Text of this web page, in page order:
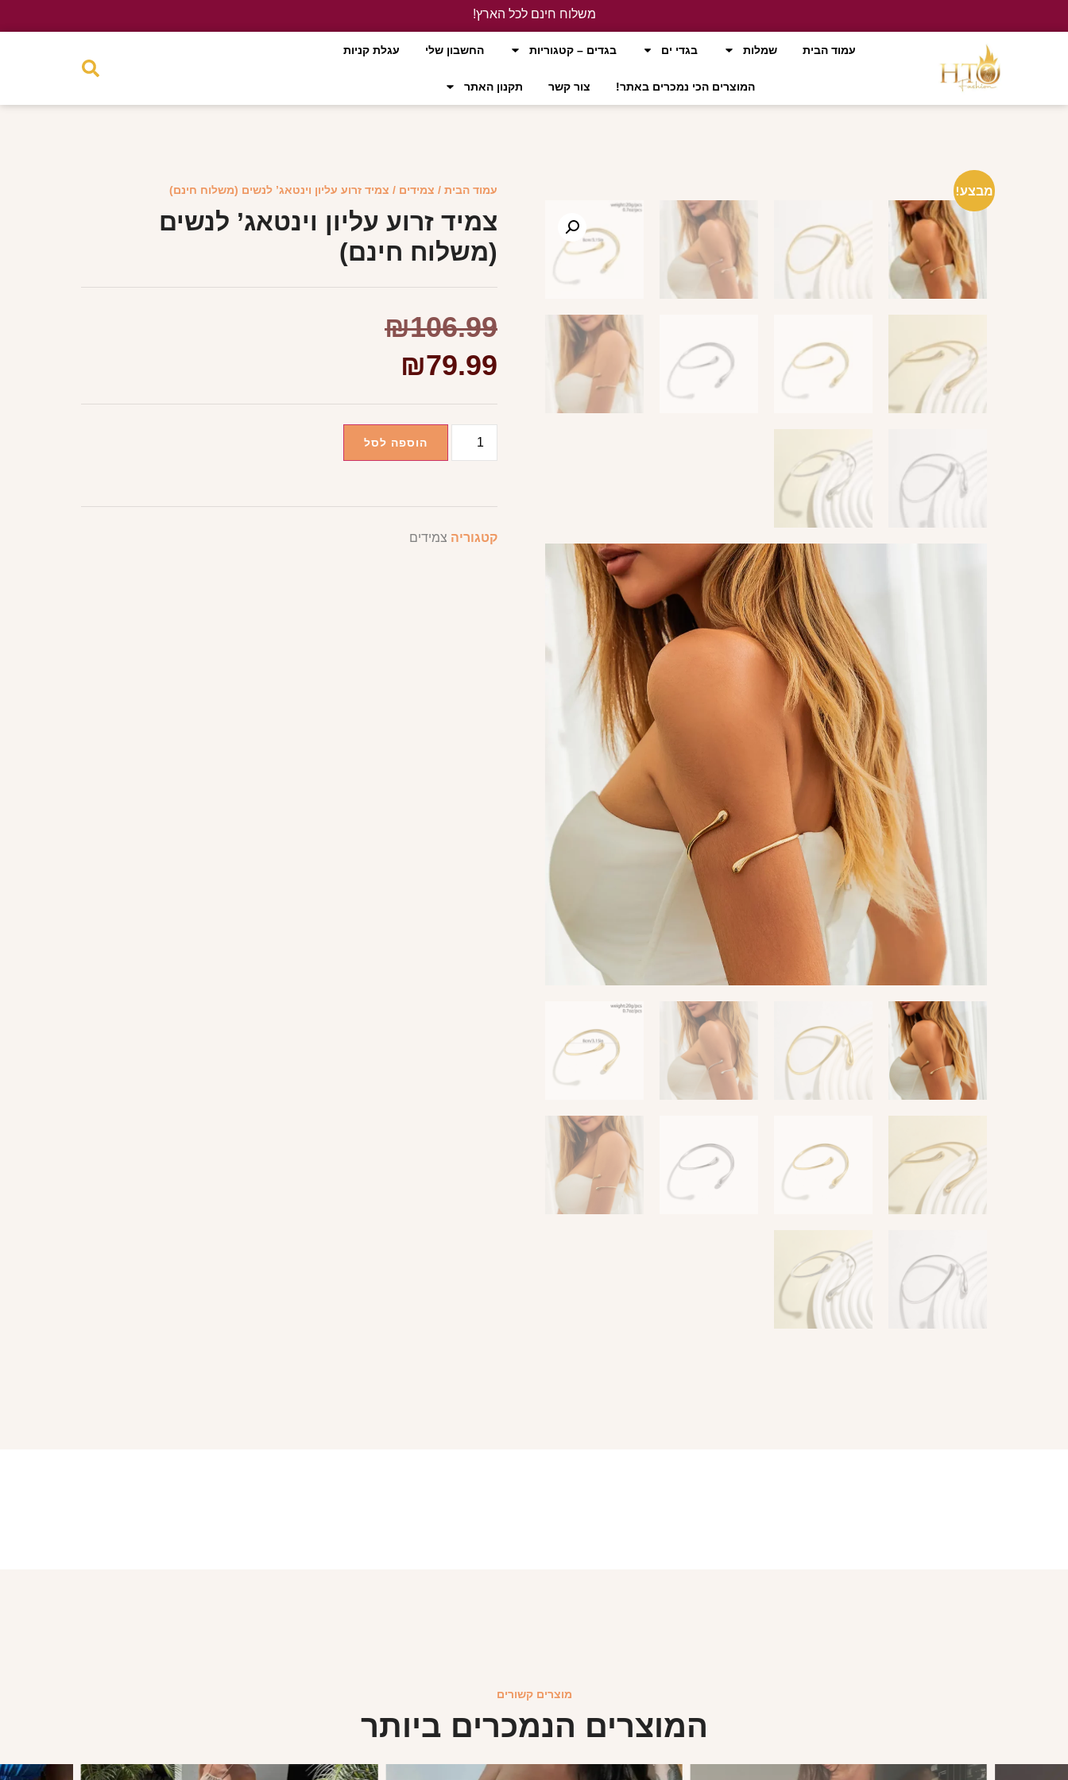
משלוח חינם לכל הארץ!
עמוד הבית
שמלות בגדי ים בגדים – קטגוריות החשבון שלי עגלת קניות
המוצרים הכי נמכרים באתר! צור קשר תקנון האתר
מבצע! עמוד הבית / צמידים / צמיד זרוע עליון וינטאג’ לנשים (משלוח חינם)
צמיד זרוע עליון וינטאג’ לנשים
(משלוח חינם)
₪106.99
₪79.99
הוספה לסל
קטגוריה צמידים
מוצרים קשורים
המוצרים הנמכרים ביותר